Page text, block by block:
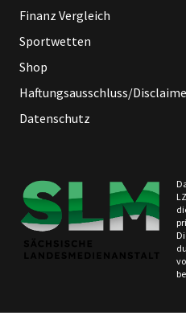
Finanz Vergleich
Sportwetten
Shop
Haftungsausschluss/
Datenschutz